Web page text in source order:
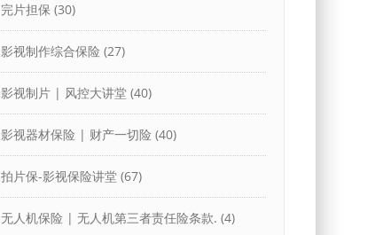
完片担保 (30)
影视制作综合保险 (27)
影视制片 | 风控大讲堂 (40)
影视器材保险 | 财产一切险 (40)
拍片保-影视保险讲堂 (67)
无人机保险 | 无人机第三者责任险条款. (4)